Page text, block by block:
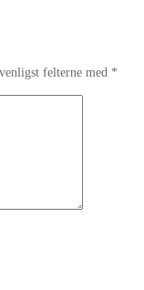
felterne med *